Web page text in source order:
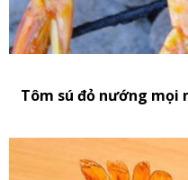
Tôm sú đỏ nướng mọi